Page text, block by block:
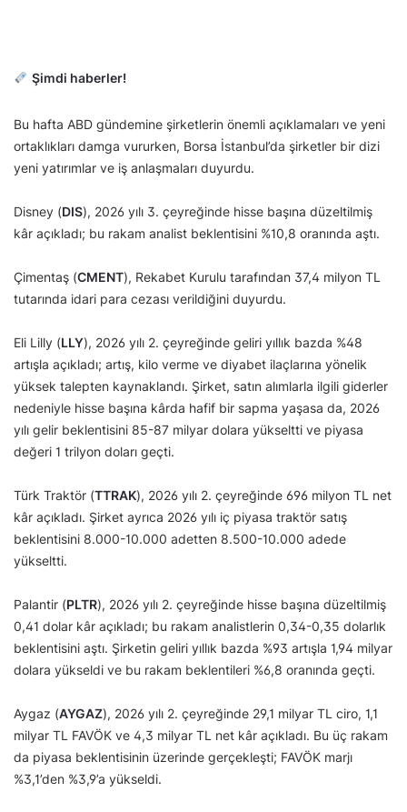
Şimdi haberler!
Bu hafta ABD gündemine şirketlerin önemli açıklamaları ve yeni
ortaklıkları damga vururken, Borsa İstanbul’da şirketler bir dizi
yeni yatırımlar ve iş anlaşmaları duyurdu.
Disney (DIS), 2026 yılı 3. çeyreğinde hisse başına düzeltilmiş
kâr açıkladı; bu rakam analist beklentisini %10,8 oranında aştı.
Çimentaş (CMENT), Rekabet Kurulu tarafından 37,4 milyon TL
tutarında idari para cezası verildiğini duyurdu.
Eli Lilly (LLY), 2026 yılı 2. çeyreğinde geliri yıllık bazda %48
artışla açıkladı; artış, kilo verme ve diyabet ilaçlarına yönelik
yüksek talepten kaynaklandı. Şirket, satın alımlarla ilgili giderler
nedeniyle hisse başına kârda hafif bir sapma yaşasa da, 2026
yılı gelir beklentisini 85-87 milyar dolara yükseltti ve piyasa
değeri 1 trilyon doları geçti.
Türk Traktör (TTRAK), 2026 yılı 2. çeyreğinde 696 milyon TL net
kâr açıkladı. Şirket ayrıca 2026 yılı iç piyasa traktör satış
beklentisini 8.000-10.000 adetten 8.500-10.000 adede
yükseltti.
Palantir (PLTR), 2026 yılı 2. çeyreğinde hisse başına düzeltilmiş
0,41 dolar kâr açıkladı; bu rakam analistlerin 0,34-0,35 dolarlık
beklentisini aştı. Şirketin geliri yıllık bazda %93 artışla 1,94 milyar
dolara yükseldi ve bu rakam beklentileri %6,8 oranında geçti.
Aygaz (AYGAZ), 2026 yılı 2. çeyreğinde 29,1 milyar TL ciro, 1,1
milyar TL FAVÖK ve 4,3 milyar TL net kâr açıkladı. Bu üç rakam
da piyasa beklentisinin üzerinde gerçekleşti; FAVÖK marjı
%3,1’den %3,9’a yükseldi.